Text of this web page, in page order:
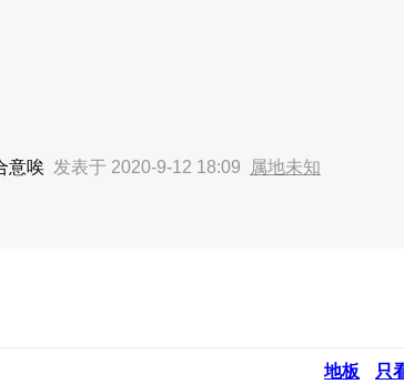
意唉 发表于 2020-9-12 18:09 属地未知
地板 只